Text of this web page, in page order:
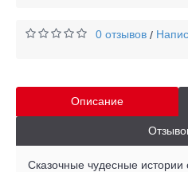
0 отзывов /
Описание
Сказочные чудесные истории